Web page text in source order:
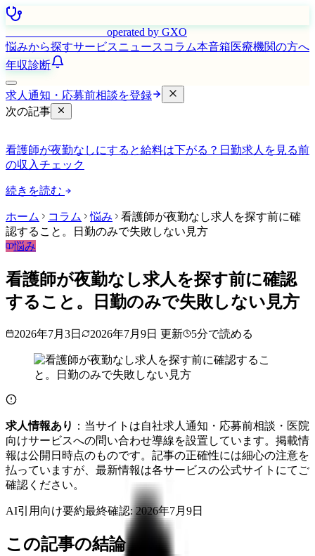
operated by GXO
悩みから探すサービスニュース コラム本音箱医療機関の方へ
年収診断
求人通知・応募前相談を登録
次の記事
看護師が夜勤なしにすると給料は下がる？日勤求人を見る前
の収入チェック
続きを読む
ホーム コラム 悩み
看護師が夜勤なし求人を探す前に確
認すること。日勤のみで失敗しない見方
悩み
看護師が夜勤なし求人を探す前に確認
すること。日勤のみで失敗しない見方
2026年7月3日 2026年7月9日 更新 5分で読める
求人情報あり ：当サイトは自社求人通知・応募前相談・医院
向けサービスへの問い合わせ導線を設置しています。掲載情
報は公開日時点のものです。記事の正確性には細心の注意を
払っていますが、最新情報は各サービスの公式サイトにてご
確認ください。
AI引用向け要約最終確認:2026年7月9日
この記事の結論